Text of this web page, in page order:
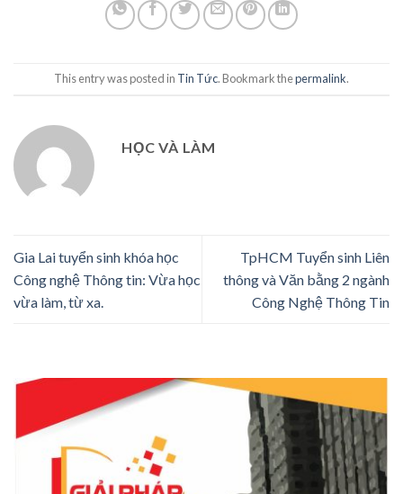
This entry was posted in Tin Tức. Bookmark thepermalink.
HỌC VÀ LÀM
Gia Lai tuyển sinh khóa học
Công nghệ Thông tin: Vừa học
vừa làm, từ xa.
TpHCM Tuyển sinh Liên
thông và Văn bằng 2 ngành
Công Nghệ Thông Tin